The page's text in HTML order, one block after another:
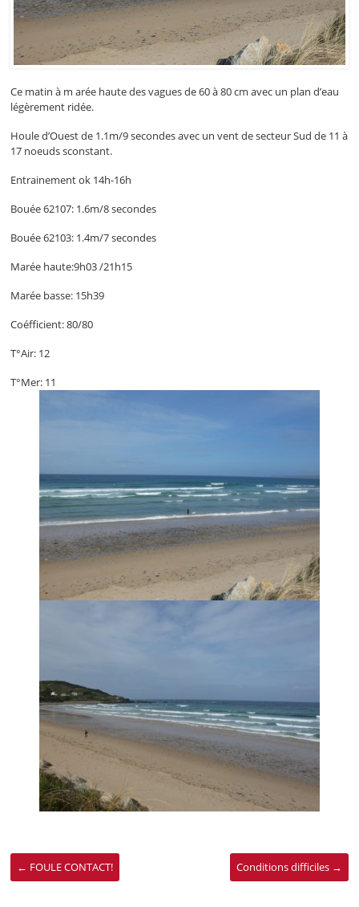
Ce matin à m arée haute des vagues de 60 à 80 cm avec un plan d’eau
légèrement ridée.
Houle d’Ouest de 1.1m/9 secondes avec un vent de secteur Sud de 11 à
17 noeuds sconstant.
Entrainement ok 14h-16h
Bouée 62107: 1.6m/8 secondes
Bouée 62103: 1.4m/7 secondes
Marée haute:9h03 /21h15
Marée basse: 15h39
Coéfficient: 80/80
T°Air: 12
T°Mer: 11
← FOULE CONTACT! Conditions difficiles →